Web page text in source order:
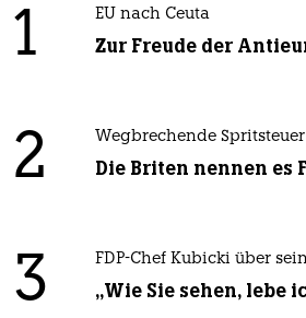
1 EU nach Ceuta
Zur Freude der
2 Wegbrechende Spritsteuer
Die Briten nennen es
3 FDP-Chef Kubicki über
„Wie Sie sehen, lebe